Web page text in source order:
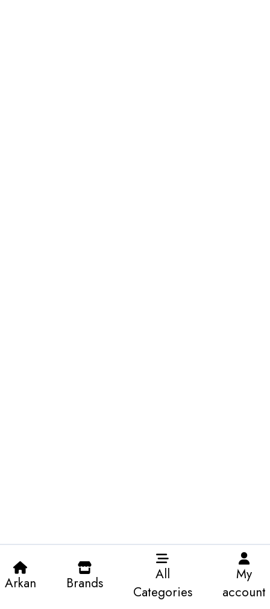
Arkan Brands
All
Categories
My
account